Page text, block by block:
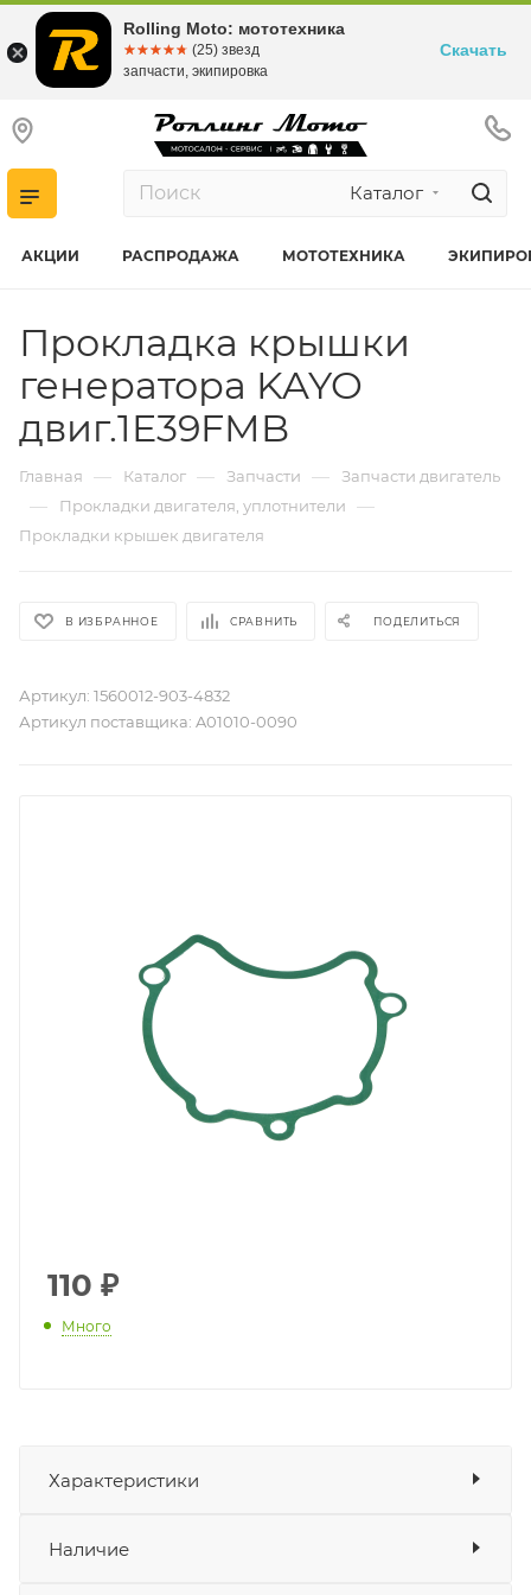
Каталог
АКЦИИ РАСПРОДАЖА МОТОТЕХНИКА
Прокладка крышки
генератора KAYO
двиг.1E39FMB
Главная — Каталог — Запчасти — Запчасти двигатель
— Прокладки двигателя, уплотнители —
Прокладки крышек двигателя
В ИЗБРАННОЕ СРАВНИТЬ ПОДЕЛИТЬСЯ
Артикул: 1560012-903-4832
Артикул поставщика: A01010-0090
110 ₽
Много
Характеристики
Подходит для
Наличие
Rolling Moto: мототехника
☆☆☆☆☆
★★★★★ (25) звезд
запчасти, экипировка
Скачать